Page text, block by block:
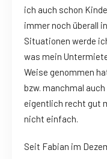
ich auch schon
immer noch überall
Situationen werde
was mein
Weise genommen
bzw. manchmal
eigentlich recht gut
nicht einfach.
Seit Fabian im